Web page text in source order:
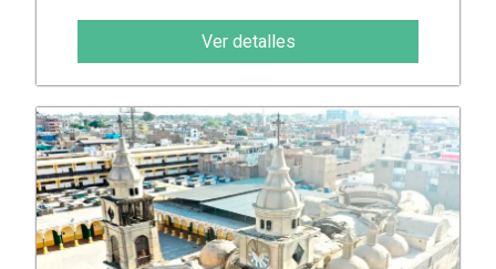
Ver detalles